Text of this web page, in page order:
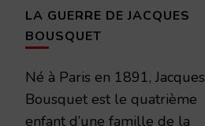
LA GUERRE DE JACQUES
BOUSQUET
Né à Paris en 1891, Jacques
Bousquet est le quatrième
enfant d’une famille de la